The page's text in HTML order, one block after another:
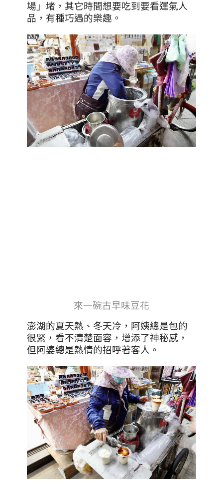
場」堵，其它時間想要吃到要看運氣人
品，有種巧遇的樂趣。
來一碗古早味豆花
澎湖的夏天熱、冬天冷，阿姨總是包的
很緊，看不清楚面容，增添了神秘感，
但阿婆總是熱情的招呼著客人。